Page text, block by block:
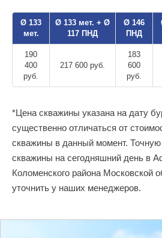
Ø 133
мет.
Ø 133 мет. + Ø
117 ПНД
Ø 146
ПНД
190
400
руб.
217 600 руб.
183
600
руб.
*Цена скважины указана на дату
существенно отличаться от
скважины в данный момент. Точную
скважины на сегодняшний день в
Коломенского района Московской
уточнить у наших менеджеров.